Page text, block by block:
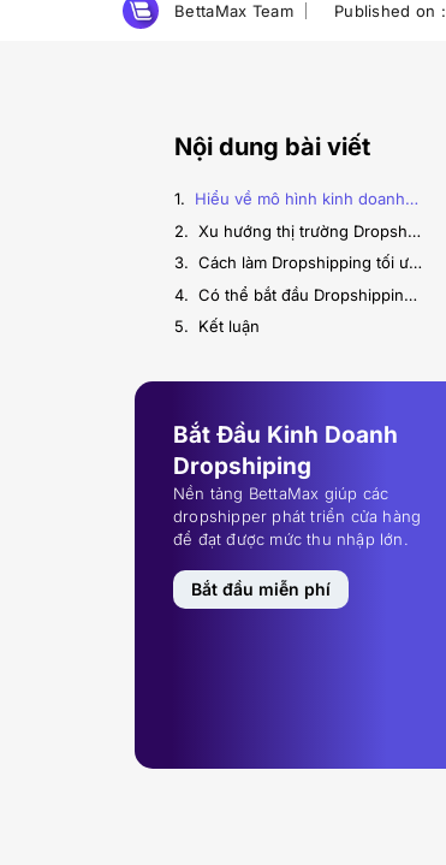
BettaMax Team Published on :
Nội dung bài viết
Hiểu về mô hình kinh doanh Dropshipping
Xu hướng thị trường Dropshipping năm 2025
Cách làm Dropshipping tối ưu nhất năm 2025
Có thể bắt đầu Dropshipping khi không có vốn?
Kết luận
Bắt Đầu Kinh Doanh
Dropshiping
Nền tảng BettaMax giúp các
dropshipper phát triển cửa hàng
để đạt được mức thu nhập lớn.
Bắt đầu miễn phí